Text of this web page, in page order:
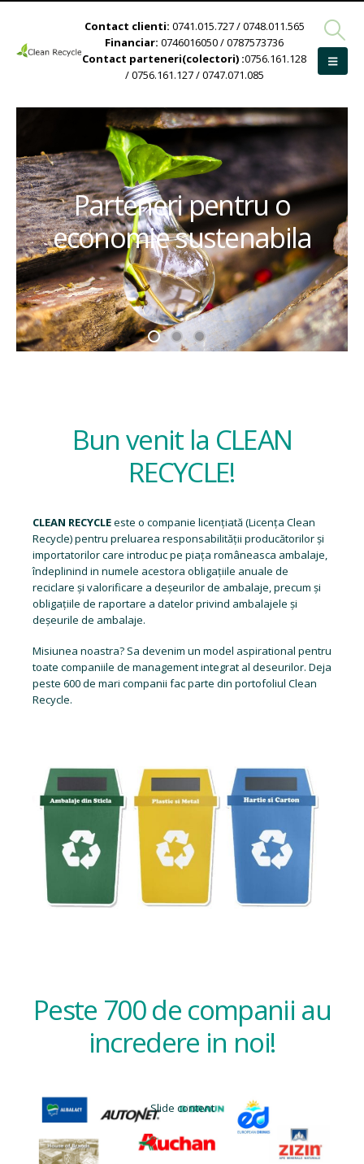
Contact clienti: 0741.015.727 / 0748.011.565
Financiar: 0746016050 / 0787573736
Contact parteneri(colectori) :0756.161.128
/ 0756.161.127 / 0747.071.085
Parteneri pentru o
economie sustenabila
Bun venit la CLEAN
RECYCLE!
CLEAN RECYCLEeste o companie licențiată (Licența Clean
Recycle) pentru preluarea responsabilității producătorilor și
importatorilor care introduc pe piața româneasca ambalaje,
îndeplinind in numele acestora obligațiile anuale de
reciclare și valorificare a deșeurilor de ambalaje, precum și
obligațiile de raportare a datelor privind ambalajele și
deșeurile de ambalaje.
Misiunea noastra? Sa devenim un model aspirational pentru
toate companiile de management integrat al deseurilor. Deja
peste 600 de mari companii fac parte din portofoliul Clean
Recycle.
Peste 700 de companii au
incredere in noi!
Slide content